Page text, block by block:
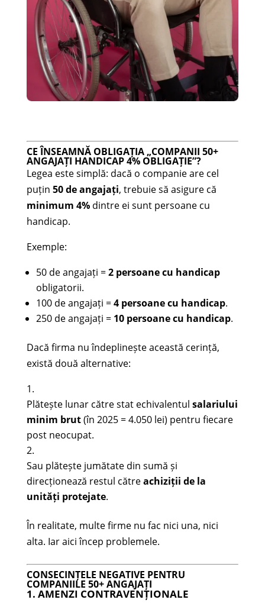
CE ÎNSEAMNĂ OBLIGAȚIA „COMPANII 50+
ANGAJAȚI HANDICAP 4% OBLIGAȚIE”?
Legea este simplă: dacă o companie are cel
puțin 50 de angajați, trebuie să asigure că
minimum 4%dintre ei sunt persoane cu
handicap.
Exemple:
50 de angajați =2 persoane cu handicap
obligatorii.
100 de angajați =4 persoane cu handicap.
250 de angajați = 10 persoane cu handicap.
Dacă firma nu îndeplinește această cerință,
există două alternative:
Plătește lunar către stat echivalentul salariului
minim brut(în 2025 = 4.050 lei) pentru fiecare
post neocupat.
Sau plătește jumătate din sumă și
direcționează restul cătreachiziții de la
unități protejate.
În realitate, multe firme nu fac nici una, nici
alta. Iar aici încep problemele.
CONSECINȚELE NEGATIVE PENTRU
COMPANIILE 50+ ANGAJAȚI
1. AMENZI CONTRAVENȚIONALE